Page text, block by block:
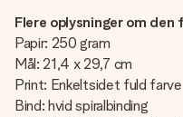
Flere oplysninger om
Papir: 250 gram
Mål: 21,4 x 29,7 cm
Print: Enkeltsidet fuld farve
Bind: hvid spiralbinding